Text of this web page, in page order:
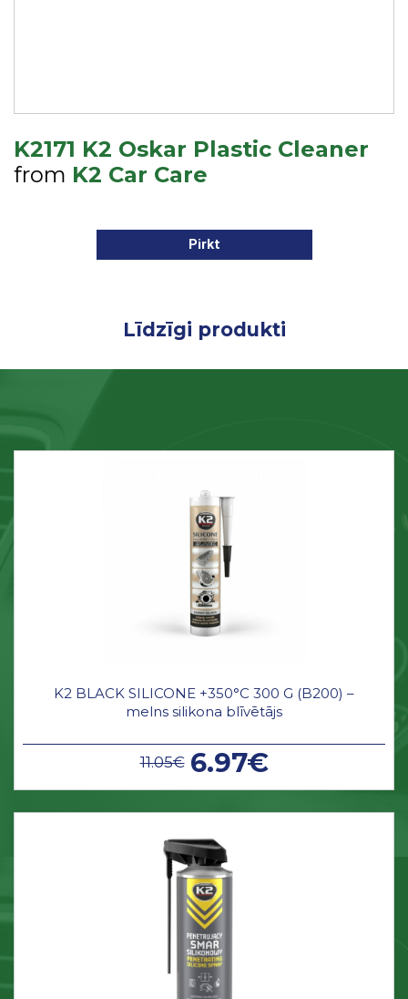
K2171 K2 Oskar Plastic Cleaner
from K2 Car Care
Pirkt
Līdzīgi produkti
K2 BLACK SILICONE +350°C 300 G (B200) –
melns silikona blīvētājs
11.05€ 6.97€